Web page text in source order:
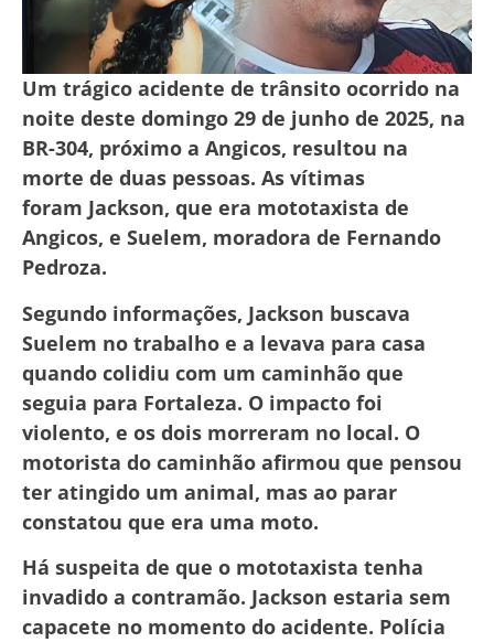
Um trágico acidente de trânsito ocorrido na
noite deste domingo 29 de junho de 2025, na
BR-304, próximo a Angicos, resultou na
morte de duas pessoas. As vítimas
foram Jackson, que era mototaxista de
Angicos, e Suelem, moradora de Fernando
Pedroza.
Segundo informações, Jackson buscava
Suelem no trabalho e a levava para casa
quando colidiu com um caminhão que
seguia para Fortaleza. O impacto foi
violento, e os dois morreram no local. O
motorista do caminhão afirmou que pensou
ter atingido um animal, mas ao parar
constatou que era uma moto.
Há suspeita de que o mototaxista tenha
invadido a contramão. Jackson estaria sem
capacete no momento do acidente. Polícia